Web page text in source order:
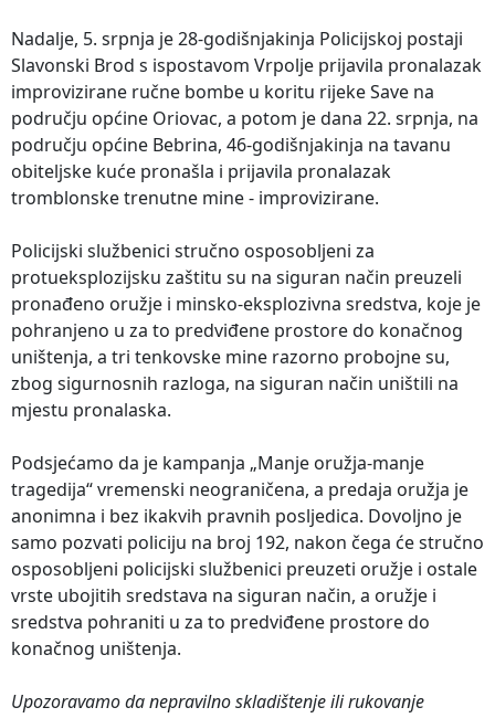
Nadalje, 5. srpnja je 28-godišnjakinja Policijskoj postaji
Slavonski Brod s ispostavom Vrpolje prijavila pronalazak
improvizirane ručne bombe u koritu rijeke Save na
području općine Oriovac, a potom je dana 22. srpnja, na
području općine Bebrina, 46-godišnjakinja na tavanu
obiteljske kuće pronašla i prijavila pronalazak
tromblonske trenutne mine - improvizirane.
Policijski službenici stručno osposobljeni za
protueksplozijsku zaštitu su na siguran način preuzeli
pronađeno oružje i minsko-eksplozivna sredstva, koje je
pohranjeno u za to predviđene prostore do konačnog
uništenja, a tri tenkovske mine razorno probojne su,
zbog sigurnosnih razloga, na siguran način uništili na
mjestu pronalaska.
Podsjećamo da je kampanja „Manje oružja-manje
tragedija“ vremenski neograničena, a predaja oružja je
anonimna i bez ikakvih pravnih posljedica. Dovoljno je
samo pozvati policiju na broj 192, nakon čega će stručno
osposobljeni policijski službenici preuzeti oružje i ostale
vrste ubojitih sredstava na siguran način, a oružje i
sredstva pohraniti u za to predviđene prostore do
konačnog uništenja.
Upozoravamo da nepravilno skladištenje ili rukovanje